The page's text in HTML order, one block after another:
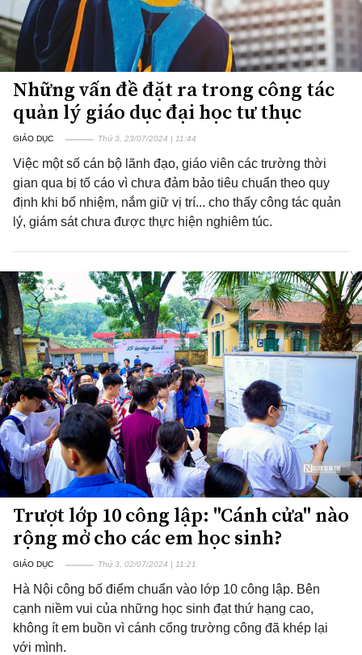
Những vấn đề đặt ra trong công tác
quản lý giáo dục đại học tư thục
GIÁO DỤC Thứ 3, 23/07/2024 | 11:44
Việc một số cán bộ lãnh đạo, giáo viên các trường thời
gian qua bị tố cáo vì chưa đảm bảo tiêu chuẩn theo quy
định khi bổ nhiệm, nắm giữ vị trí... cho thấy công tác quản
lý, giám sát chưa được thực hiện nghiêm túc.
Trượt lớp 10 công lập: "Cánh cửa" nào
rộng mở cho các em học sinh?
GIÁO DỤC Thứ 3, 02/07/2024 | 11:21
Hà Nội công bố điểm chuẩn vào lớp 10 công lập. Bên
cạnh niềm vui của những học sinh đạt thứ hạng cao,
không ít em buồn vì cánh cổng trường công đã khép lại
với mình.